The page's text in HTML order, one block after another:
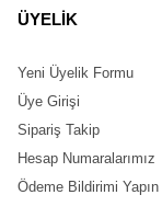
ÜYELİK
Yeni Üyelik Formu
Üye Girişi
Sipariş Takip
Hesap Numaralarımız
Ödeme Bildirimi Yapın